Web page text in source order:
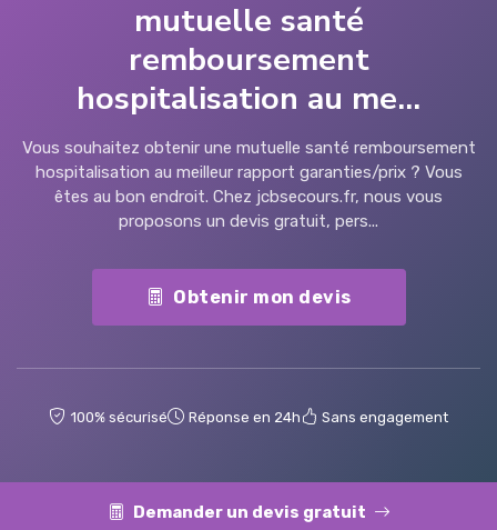
mutuelle santé
remboursement
hospitalisation au me...
Vous souhaitez obtenir une mutuelle santé remboursement
hospitalisation au meilleur rapport garanties/prix ? Vous
êtes au bon endroit. Chez jcbsecours.fr, nous vous
proposons un devis gratuit, pers...
Obtenir mon devis
100% sécurisé Réponse en 24h Sans engagement
Demander un devis gratuit